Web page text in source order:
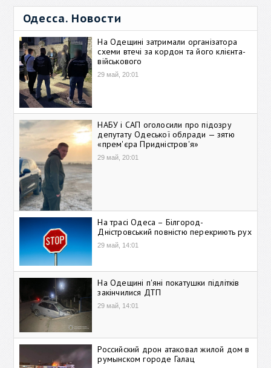
Одесса. Новости
На Одещині затримали організатора
схеми втечі за кордон та його клієнта-
військового
29 май, 20:01
НАБУ і САП оголосили про підозру
депутату Одеської облради — зятю
«прем'єра Придністров'я»
29 май, 20:01
На трасі Одеса – Білгород-
Дністровський повністю перекриють рух
29 май, 14:01
На Одещині п'яні покатушки підлітків
закінчилися ДТП
29 май, 14:01
Российский дрон атаковал жилой дом в
румынском городе Галац